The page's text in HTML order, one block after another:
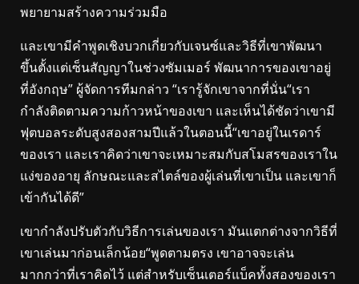
พยายามสร้างความร่วมมือ
และเขามีคำพูดเชิงบวกเกี่ยวกับเจนซ์และวิธีที่เขาพัฒนา
ขึ้นตั้งแต่เซ็นสัญญาในช่วงซัมเมอร์ พัฒนาการของเขาอยู่
ที่อังกฤษ” ผู้จัดการทีมกล่าว “เรารู้จักเขาจากที่นั่น“เรา
กำลังติดตามความก้าวหน้าของเขา และเห็นได้ชัดว่าเขามี
ฟุตบอลระดับสูงสองสามปีแล้วในตอนนี้“เขาอยู่ในเรดาร์
ของเรา และเราคิดว่าเขาจะเหมาะสมกับสโมสรของเราใน
แง่ของอายุ ลักษณะและสไตล์ของผู้เล่นที่เขาเป็น และเขาก็
เข้ากันได้ดี”
เขากำลังปรับตัวกับวิธีการเล่นของเรา มันแตกต่างจากวิธีที่
เขาเล่นมาก่อนเล็กน้อย“พูดตามตรง เขาอาจจะเล่น
มากกว่าที่เราคิดไว้ แต่สำหรับเซ็นเตอร์แบ็คทั้งสองของเรา